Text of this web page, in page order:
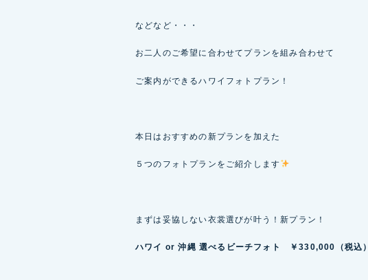
などなど・・・
お二人のご希望に合わせてプランを組み合わせて
ご案内ができるハワイフォトプラン！
本日はおすすめの新プランを加えた
５つのフォトプランをご紹介します
まずは妥協しない衣裳選びが叶う！新プラン！
ハワイ or 沖縄 選べるビーチフォト ￥330,000（税込）